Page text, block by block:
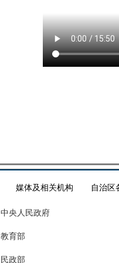
媒体及相关机构 自治区
中央人民政府
教育部
民政部